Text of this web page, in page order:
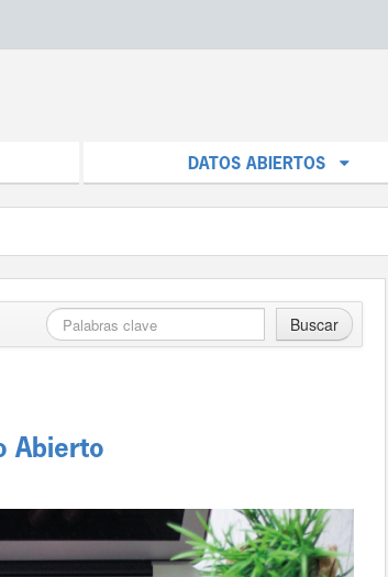
DATOS ABIERTOS
Buscar
Abierto